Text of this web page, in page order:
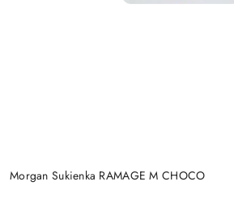
Morgan Sukienka RAMAGE M CHOCO